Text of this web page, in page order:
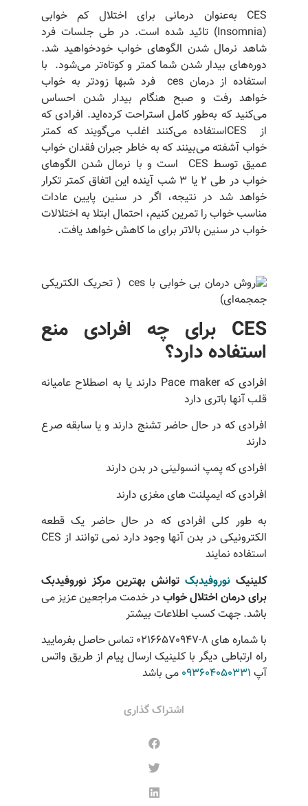
CES به‌عنوان درمانی برای اختلال کم خوابی
(Insomnia) تائید شده است. در طی جلسات فرد
شاهد نرمال شدن الگوهای خواب خودخواهید شد.
دوره‌های بیدار شدن شما کمتر و کوتاه‌تر می‌شود. با
استفاده از درمان ces فرد شبها زودتر به خواب
خواهد رفت و صبح هنگام بیدار شدن احساس
می‌کنید که به‌طور کامل استراحت کرده‌اید. افرادی که
از CESاستفاده می‌کنند اغلب می‌گویند که کمتر
خواب آشفته می‌بینند که به خاطر جبران فقدان خواب
عمیق توسط CES است و با نرمال شدن الگوهای
خواب در طی 2 یا 3 شب آینده این اتفاق کمتر تکرار
خواهد شد در نتیجه، اگر در سنین پایین عادات
مناسب خواب را تمرین کنیم، احتمال ابتلا به اختلالات
خواب در سنین بالاتر برای ما کاهش خواهد یافت.
CESبرای چه افرادی منع
استفاده دارد؟
افرادی که Pace maker دارند یا به اصطلاح عامیانه
قلب آنها باتری دارد
افرادی که در حال حاضر تشنج دارند و یا سابقه صرع
دارند
افرادی که پمپ انسولینی در بدن دارند
افرادی که ایمپلنت های مغزی دارند
به طور کلی افرادی که در حال حاضر یک قطعه
الکترونیکی در بدن آنها وجود دارد نمی توانند از CES
استفاده نمایند
کلینیکنوروفیدبکتوانش بهترین مرکز نوروفیدبک
برای درماناختلال خوابدر خدمت مراجعین عزیز می
باشد. جهت کسب اطلاعات بیشتر
با شماره های 8-02166570947 تماس حاصل بفرمایید
راه ارتباطی دیگر با کلینیک ارسال پیام از طریق واتس
آپ093604050331می باشد
اشتراک گذاری